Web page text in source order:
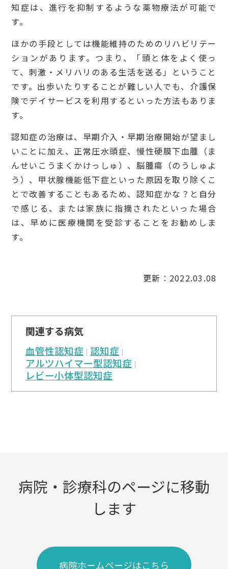
知症は、進行を抑制するような薬物療法が可能で
す。
ほかの手段としては機能維持のためのリハビリテー
ションがあります。つまり、「頭と体をよく使っ
て、刺激・メリハリのある生活を送る」ということ
です。出歩いたりすることが難しい人でも、介護保
険でデイサービスを利用するといった方法もありま
す。
認知症の治療は、早期介入・早期治療開始が望まし
いことに加え、正常圧水頭症、慢性硬膜下血腫（ま
んせいこうまくかけっしゅ）、脳腫瘍（のうしゅよ
う）、甲状腺機能低下症といった原因を取り除くこ
とで改善することもあるため、認知症かな？と自分
で感じる、または家族に指摘されたといった場合
は、早めに医療機関を受診することをお勧めしま
す。
更新：2022.03.08
関連する病気
血管性認知症 認知症
アルツハイマー型認知症
レビー小体型認知症
病院・診療科のページに移動
します
病院ホームページはこちら